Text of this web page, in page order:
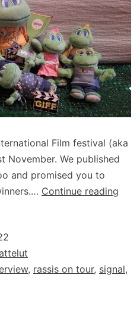
Film festival (aka
November. We published
and promised you to
Continue reading
GIFF
, rassis on tour, signal,